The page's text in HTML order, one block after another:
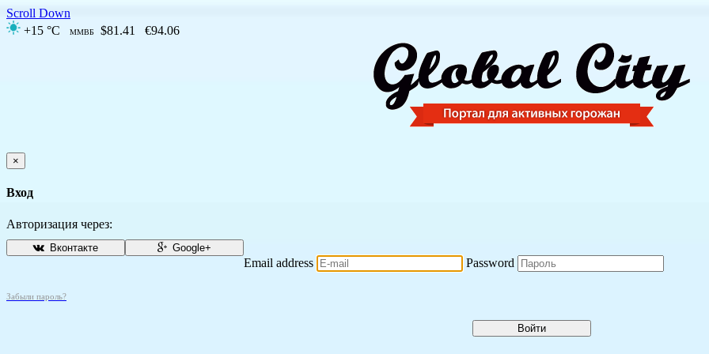
Scroll Down
+15 °C
ММВБ $81.41 €94.06
×
Вход
Авторизация через:
Вконтакте Google+
Email address Password
Забыли пароль?
Войти